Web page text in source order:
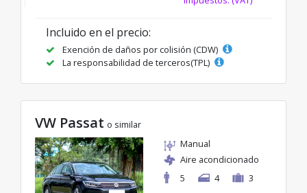
Incluido en el precio:
Exención de daños por colisión (CDW)
La responsabilidad de terceros(TPL)
VW Passat o similar
Manual
Aire acondicionado
5
4 3